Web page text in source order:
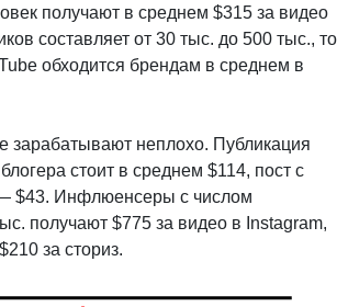
получают в среднем $315 за видео
составляет от 30 тыс. до 500 тыс., то
обходится брендам в среднем в
неплохо. Публикация
стоит в среднем $114, пост с
$43. Инфлюенсеры с числом
получают $775 за видео в Instagram,
за сториз.